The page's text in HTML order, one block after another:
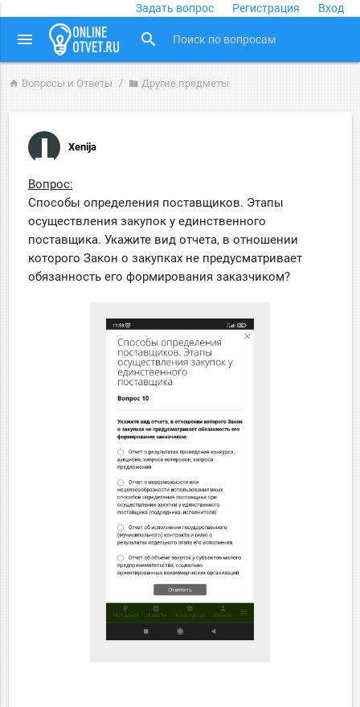
Задать вопрос Регистрация Вход
menu search
home Вопросы и Ответы folder Другие предметы
Xenija
Вопрос:
Способы определения поставщиков. Этапы
осуществления закупок у единственного
поставщика. Укажите вид отчета, в отношении
которого Закон о закупках не предусматривает
обязанность его формирования заказчиком?